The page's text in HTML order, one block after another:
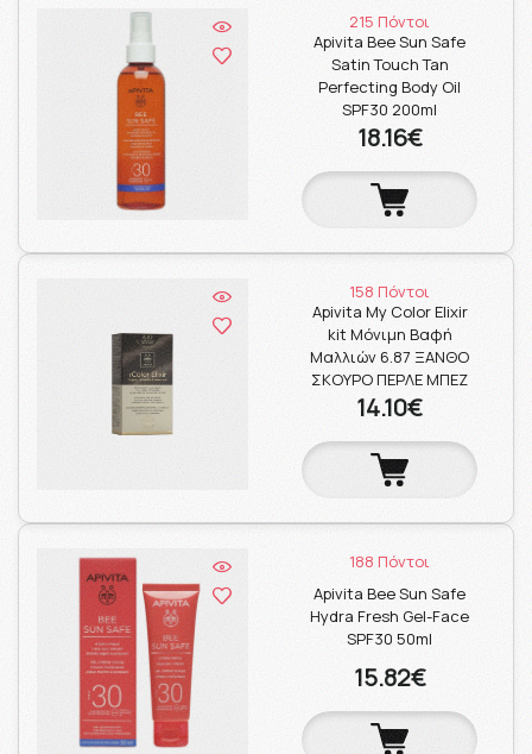
215 Πόντοι
Apivita Bee Sun Safe
Satin Touch Tan
Perfecting Body Oil
SPF30 200ml
18.16€
158 Πόντοι
Apivita My Color Elixir
kit Μόνιμη Βαφή
Μαλλιών 6.87 ΞΑΝΘΟ
ΣΚΟΥΡΟ ΠΕΡΛΕ ΜΠΕΖ
14.10€
188 Πόντοι
Apivita Bee Sun Safe
Hydra Fresh Gel-Face
SPF30 50ml
15.82€